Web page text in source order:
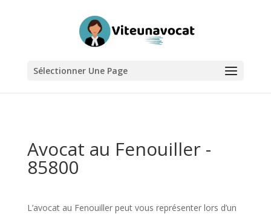
Sélectionner Une Page
Avocat au Fenouiller -
85800
L’avocat au Fenouiller peut vous représenter lors d’un